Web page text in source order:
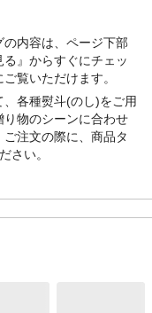
内容は、ページ下部
』からすぐにチェッ
覧いただけます。
各種熨斗(のし)をご用
物のシーンに合わせ
注文の際に、商品タ
さい。
コースにより異なりま
誌面等はリニューアル